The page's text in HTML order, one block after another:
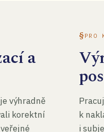
a
výhradně
korektní
PRO
k
i